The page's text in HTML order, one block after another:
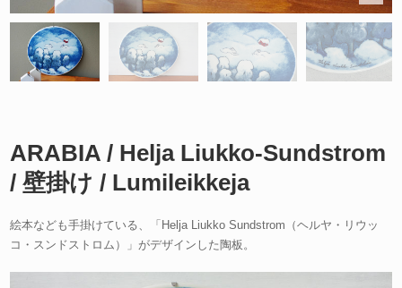
ARABIA / Helja Liukko-Sundstrom
/ 壁掛け / Lumileikkeja
絵本なども手掛けている、「Helja Liukko Sundstrom（ヘルヤ・リウッ
コ・スンドストロム）」がデザインした陶板。